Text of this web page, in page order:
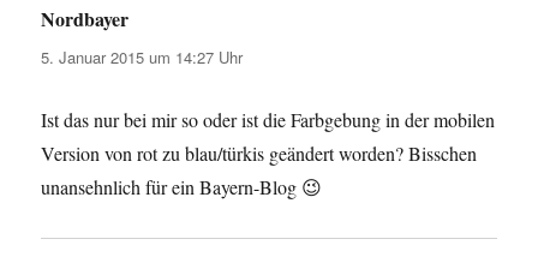
Nordbayer
5. Januar 2015 um 14:27 Uhr
Ist das nur bei mir so oder ist die Farbgebung in der mobilen
Version von rot zu blau/türkis geändert worden? Bisschen
unansehnlich für ein Bayern-Blog 😉